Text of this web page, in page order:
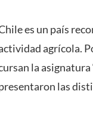
es un país
agrícola.
la
las